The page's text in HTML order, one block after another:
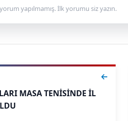
yapılmamış. İlk yorumu siz yazın.
MASA TENİSİNDE İL